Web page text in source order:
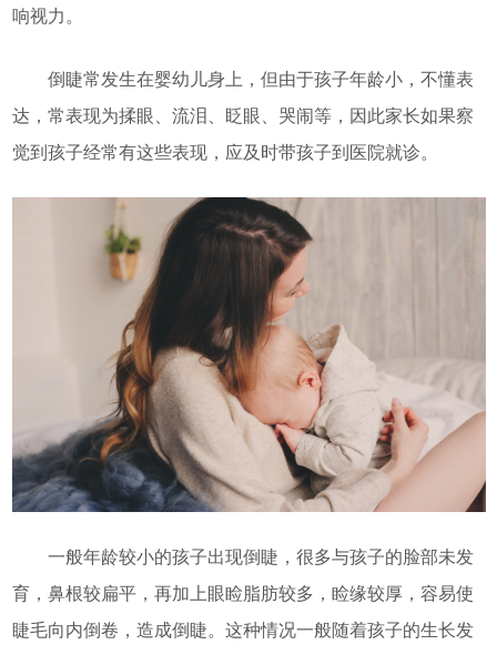
响视力。
倒睫常发生在婴幼儿身上，但由于孩子年龄小，不懂表
达，常表现为揉眼、流泪、眨眼、哭闹等，因此家长如果察
觉到孩子经常有这些表现，应及时带孩子到医院就诊。
一般年龄较小的孩子出现倒睫，很多与孩子的脸部未发
育，鼻根较扁平，再加上眼睑脂肪较多，睑缘较厚，容易使
睫毛向内倒卷，造成倒睫。这种情况一般随着孩子的生长发